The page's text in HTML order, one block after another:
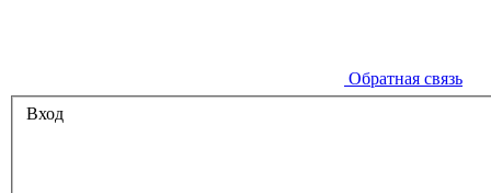
Обратная связь
Вход